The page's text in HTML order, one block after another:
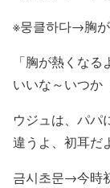
※뭉클하다→胸
「胸が熱くな
いいな～いつか
ウジュは、パ
違うよ、初耳だ
금시초문→今時